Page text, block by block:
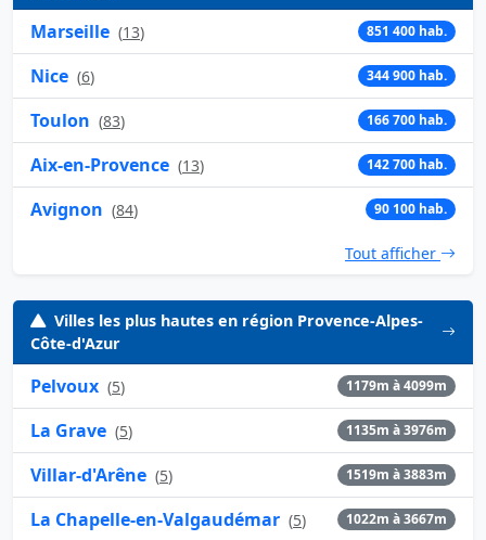
Marseille (13) 851 400 hab.
Nice (6) 344 900 hab.
Toulon (83) 166 700 hab.
Aix-en-Provence (13) 142 700 hab.
Avignon (84) 90 100 hab.
Tout afficher
Villes les plus hautes en région Provence-Alpes-
Côte-d'Azur
Pelvoux (5) 1179m à 4099m
La Grave (5) 1135m à 3976m
Villar-d'Arêne (5) 1519m à 3883m
La Chapelle-en-Valgaudémar (5) 1022m à 3667m